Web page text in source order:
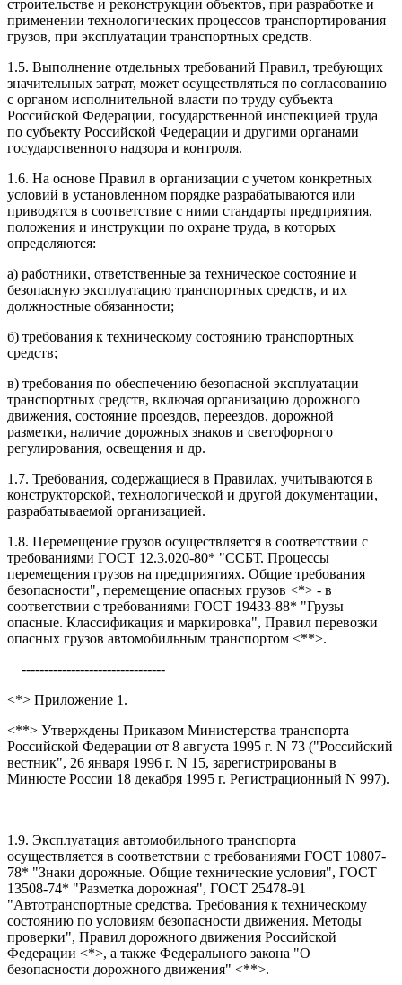
строительстве и реконструкции объектов, при разработке и
применении технологических процессов транспортирования
грузов, при эксплуатации транспортных средств.
1.5. Выполнение отдельных требований Правил, требующих
значительных затрат, может осуществляться по согласованию
с органом исполнительной власти по труду субъекта
Российской Федерации, государственной инспекцией труда
по субъекту Российской Федерации и другими органами
государственного надзора и контроля.
1.6. На основе Правил в организации с учетом конкретных
условий в установленном порядке разрабатываются или
приводятся в соответствие с ними стандарты предприятия,
положения и инструкции по охране труда, в которых
определяются:
а) работники, ответственные за техническое состояние и
безопасную эксплуатацию транспортных средств, и их
должностные обязанности;
б) требования к техническому состоянию транспортных
средств;
в) требования по обеспечению безопасной эксплуатации
транспортных средств, включая организацию дорожного
движения, состояние проездов, переездов, дорожной
разметки, наличие дорожных знаков и светофорного
регулирования, освещения и др.
1.7. Требования, содержащиеся в Правилах, учитываются в
конструкторской, технологической и другой документации,
разрабатываемой организацией.
1.8. Перемещение грузов осуществляется в соответствии с
требованиями ГОСТ 12.3.020-80* "ССБТ. Процессы
перемещения грузов на предприятиях. Общие требования
безопасности", перемещение опасных грузов <*> - в
соответствии с требованиями ГОСТ 19433-88* "Грузы
опасные. Классификация и маркировка", Правил перевозки
опасных грузов автомобильным транспортом <**>.
--------------------------------
<*> Приложение 1.
<**> Утверждены Приказом Министерства транспорта
Российской Федерации от 8 августа 1995 г. N 73 ("Российский
вестник", 26 января 1996 г. N 15, зарегистрированы в
Минюсте России 18 декабря 1995 г. Регистрационный N 997).
1.9. Эксплуатация автомобильного транспорта
осуществляется в соответствии с требованиями ГОСТ 10807-
78* "Знаки дорожные. Общие технические условия", ГОСТ
13508-74* "Разметка дорожная", ГОСТ 25478-91
"Автотранспортные средства. Требования к техническому
состоянию по условиям безопасности движения. Методы
проверки", Правил дорожного движения Российской
Федерации <*>, а также Федерального закона "О
безопасности дорожного движения" <**>.